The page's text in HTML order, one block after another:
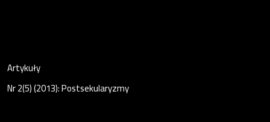
Artykuły
Nr 2(5) (2013): Postsekularyzmy